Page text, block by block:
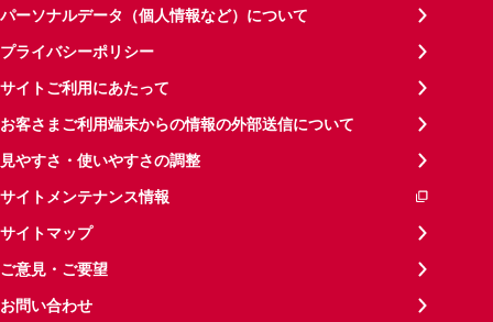
パーソナルデータ（個人情報など）について
プライバシーポリシー
サイトご利用にあたって
お客さまご利用端末からの情報の外部送信について
見やすさ・使いやすさの調整
サイトメンテナンス情報
サイトマップ
ご意見・ご要望
お問い合わせ